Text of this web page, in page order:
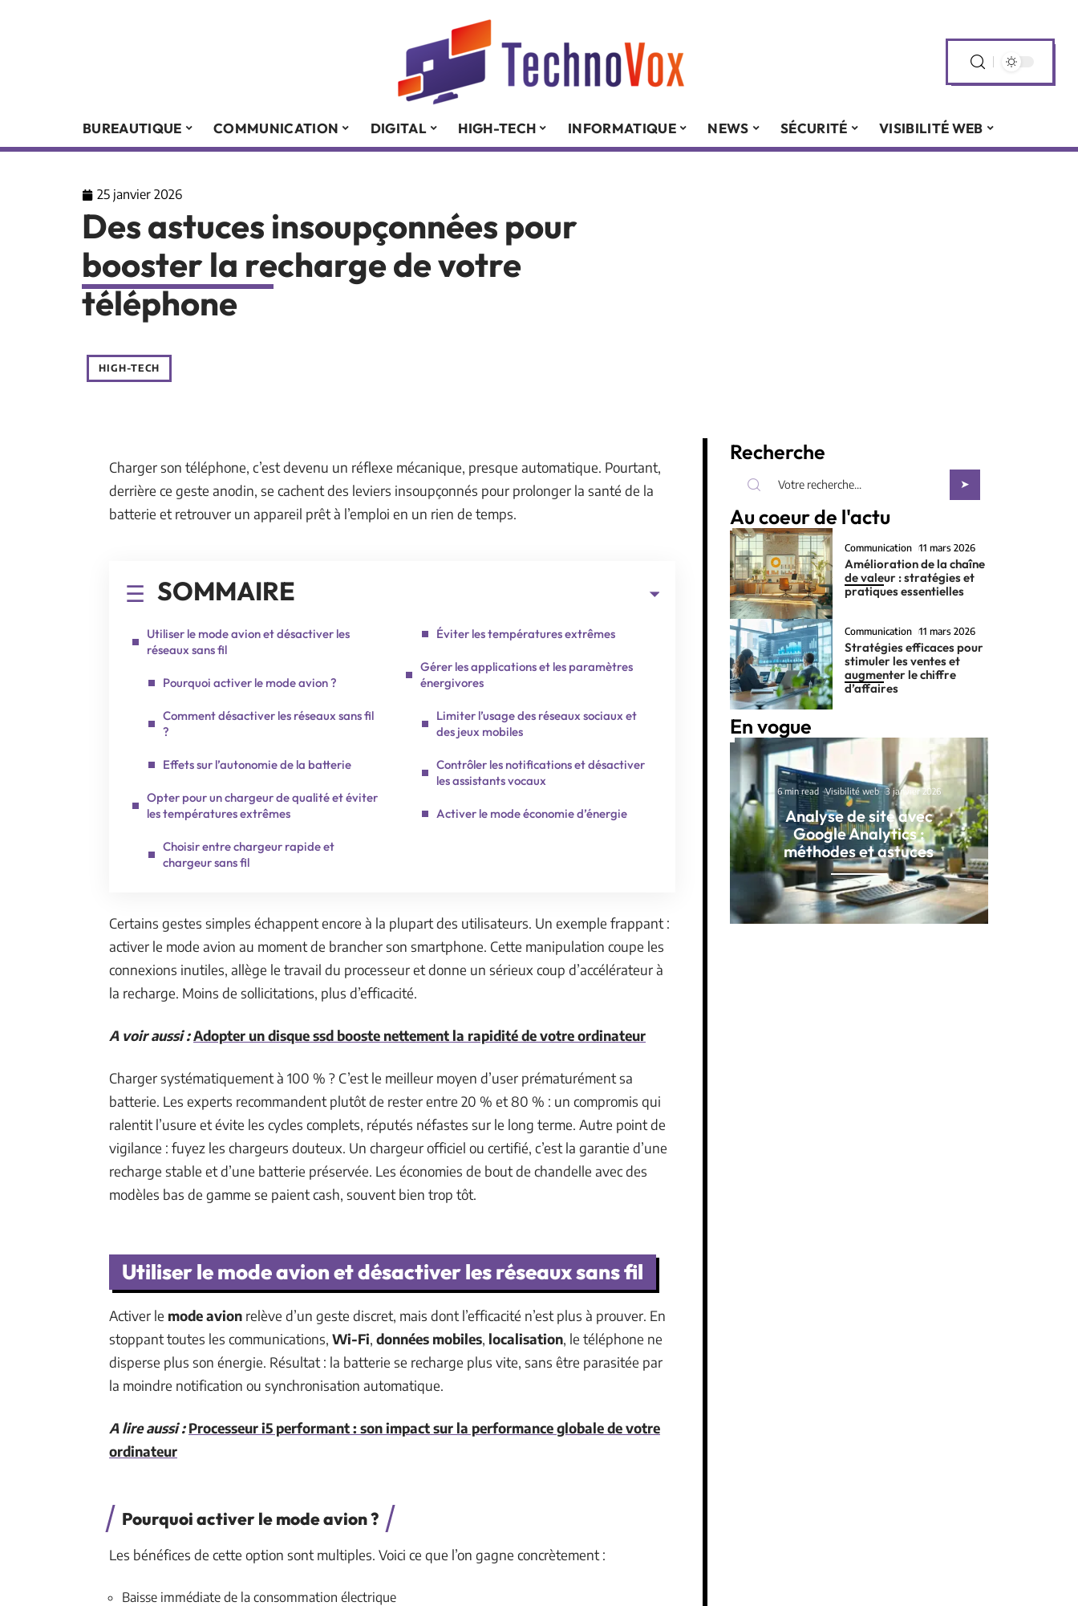
BUREAUTIQUE COMMUNICATION DIGITAL HIGH-TECH INFORMATIQUE NEWS SÉCURITÉ VISIBILITÉ WEB
25 janvier 2026
Des astuces insoupçonnées pour
booster la recharge de votre
téléphone
HIGH-TECH
Charger son téléphone, c’est devenu un réflexe mécanique, presque automatique. Pourtant,
derrière ce geste anodin, se cachent des leviers insoupçonnés pour prolonger la santé de la
batterie et retrouver un appareil prêt à l’emploi en un rien de temps.
SOMMAIRE
Utiliser le mode avion et désactiver les
réseaux sans fil
Pourquoi activer le mode avion ?
Comment désactiver les réseaux sans fil
?
Effets sur l’autonomie de la batterie
Opter pour un chargeur de qualité et éviter
les températures extrêmes
Choisir entre chargeur rapide et
chargeur sans fil
Éviter les températures extrêmes
Gérer les applications et les paramètres
énergivores
Limiter l’usage des réseaux sociaux et
des jeux mobiles
Contrôler les notifications et désactiver
les assistants vocaux
Activer le mode économie d’énergie
Certains gestes simples échappent encore à la plupart des utilisateurs. Un exemple frappant :
activer le mode avion au moment de brancher son smartphone. Cette manipulation coupe les
connexions inutiles, allège le travail du processeur et donne un sérieux coup d’accélérateur à
la recharge. Moins de sollicitations, plus d’efficacité.
A voir aussi :Adopter un disque ssd booste nettement la rapidité de votre ordinateur
Charger systématiquement à 100 % ? C’est le meilleur moyen d’user prématurément sa
batterie. Les experts recommandent plutôt de rester entre 20 % et 80 % : un compromis qui
ralentit l’usure et évite les cycles complets, réputés néfastes sur le long terme. Autre point de
vigilance : fuyez les chargeurs douteux. Un chargeur officiel ou certifié, c’est la garantie d’une
recharge stable et d’une batterie préservée. Les économies de bout de chandelle avec des
modèles bas de gamme se paient cash, souvent bien trop tôt.
Utiliser le mode avion et désactiver les réseaux sans fil
Activer le mode avion relève d’un geste discret, mais dont l’efficacité n’est plus à prouver. En
stoppant toutes les communications, Wi-Fi, données mobiles, localisation, le téléphone ne
disperse plus son énergie. Résultat : la batterie se recharge plus vite, sans être parasitée par
la moindre notification ou synchronisation automatique.
A lire aussi : Processeur i5 performant : son impact sur la performance globale de votre
ordinateur
Pourquoi activer le mode avion ?
Les bénéfices de cette option sont multiples. Voici ce que l’on gagne concrètement :
Baisse immédiate de la consommation électrique
Recherche
Au coeur de l'actu
Communication 11 mars 2026
Amélioration de la chaîne
de valeur : stratégies et
pratiques essentielles
Communication 11 mars 2026
Stratégies efficaces pour
stimuler les ventes et
augmenter le chiffre
d’affaires
En vogue
6 min read Visibilité web 3 janvier 2026
Analyse de site avec
Google Analytics :
méthodes et astuces